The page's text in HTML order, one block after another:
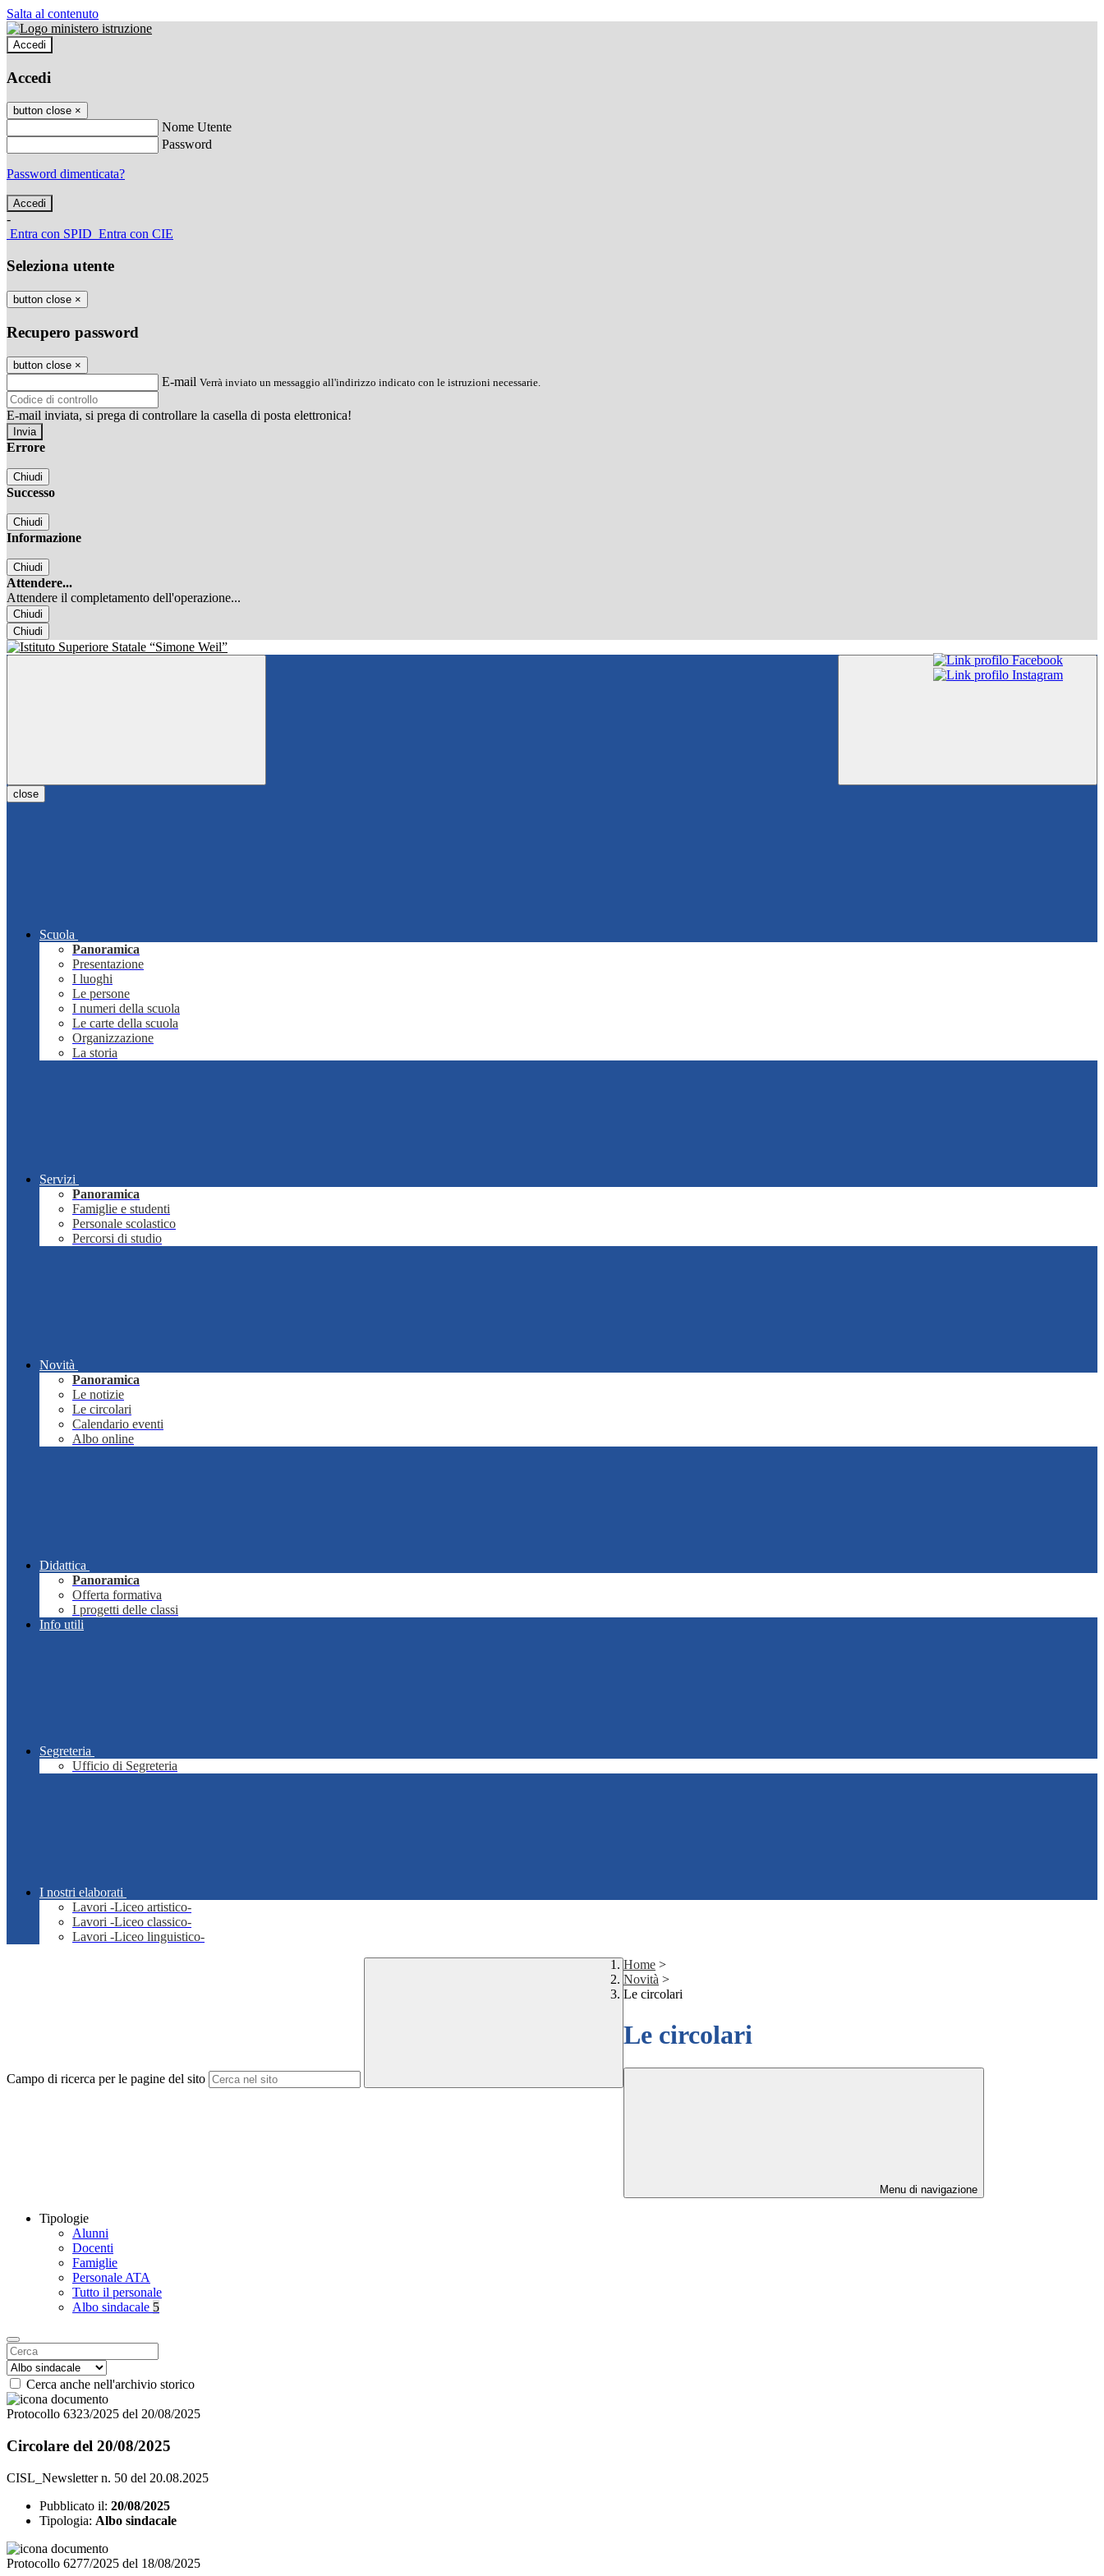
Salta al contenuto
Accedi
Accedi
button close ×
Nome Utente
Password
Password dimenticata?
-
Entra con SPID Entra con CIE
Seleziona utente
button close ×
Recupero password
button close ×
E-mail Verrà inviato un messaggio all'indirizzo indicato con le istruzioni necessarie.
E-mail inviata, si prega di controllare la casella di posta elettronica!
Errore
Chiudi
Successo
Chiudi
Informazione
Chiudi
Attendere...
Attendere il completamento dell'operazione...
Chiudi
Chiudi
close
Scuola
Panoramica
Presentazione
I luoghi
Le persone
I numeri della scuola
Le carte della scuola
Organizzazione
La storia
Servizi
Panoramica
Famiglie e studenti
Personale scolastico
Percorsi di studio
Novità
Panoramica
Le notizie
Le circolari
Calendario eventi
Albo online
Didattica
Panoramica
Offerta formativa
I progetti delle classi
Info utili
Segreteria
Ufficio di Segreteria
I nostri elaborati
Lavori -Liceo artistico-
Lavori -Liceo classico-
Lavori -Liceo linguistico-
Campo di ricerca per le pagine del sito
Home >
Novità >
Le circolari
Le circolari
Menu di navigazione
Tipologie
Alunni
Docenti
Famiglie
Personale ATA
Tutto il personale
Albo sindacale 5
Cerca anche nell'archivio storico
Protocollo 6323/2025 del 20/08/2025
Circolare del 20/08/2025
CISL_Newsletter n. 50 del 20.08.2025
Pubblicato il: 20/08/2025
Tipologia: Albo sindacale
Protocollo 6277/2025 del 18/08/2025